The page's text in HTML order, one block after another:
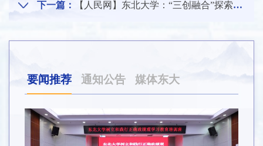
下一篇： 【人民网】东北大学：“三创融合”探索拔尖创新人才培养新路径
要闻推荐 通知公告 媒体东大